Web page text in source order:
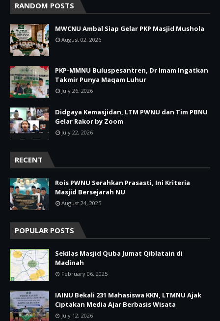
RANDOM POSTS
MWCNU Ambal Siap Gelar PKP Masjid Mushola
August 02, 2026
PKP-MMNU Buluspesantren, Dr Imam Ingatkan
Takmir Punya Maqam Luhur
July 26, 2026
Didgaya Kemasjidan, LTM PWNU dan Tim PBNU
Gelar Rakor by Zoom
July 22, 2026
RECENT
Rois PWNU Serahkan Prasasti, Ini Kriteria
Masjid Bersejarah NU
August 24, 2025
POPULAR POSTS
Sekilas Masjid Quba Jumat Qiblatain di
Madinah
February 06, 2025
IAINU Bekali 231 Mahasiswa KKN, LTMNU Ajak
Ciptakan Media Ajar Berbasis Wisata
July 12, 2026